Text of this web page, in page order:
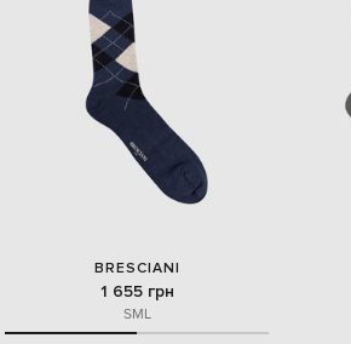
BRESCIANI
1 655 грн
SML